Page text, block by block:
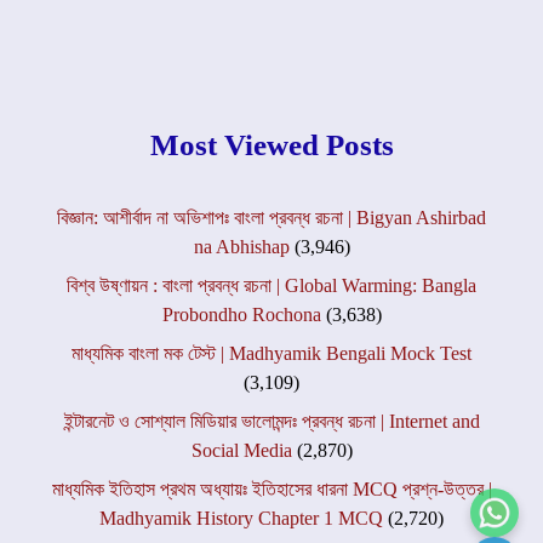
Most Viewed Posts
বিজ্ঞান: আশীর্বাদ না অভিশাপঃ বাংলা প্রবন্ধ রচনা | Bigyan Ashirbad
na Abhishap (3,946)
বিশ্ব উষ্ণায়ন : বাংলা প্রবন্ধ রচনা | Global Warming: Bangla
Probondho Rochona (3,638)
মাধ্যমিক বাংলা মক টেস্ট | Madhyamik Bengali Mock Test
(3,109)
ইন্টারনেট ও সোশ্যাল মিডিয়ার ভালোমন্দঃ প্রবন্ধ রচনা | Internet and
Social Media (2,870)
মাধ্যমিক ইতিহাস প্রথম অধ্যায়ঃ ইতিহাসের ধারনা MCQ প্রশ্ন-উত্তর |
Madhyamik History Chapter 1 MCQ (2,720)